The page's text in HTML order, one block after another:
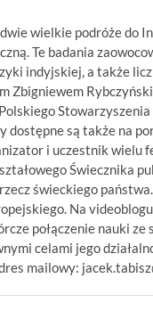
wielkie podróże do
Te badania
indyjskiej, a także
Zbigniewem
są także na
i uczestnik wielu
Świecznika
świeckiego
Na
połączenie nauki ze
celami jego
mailowy: